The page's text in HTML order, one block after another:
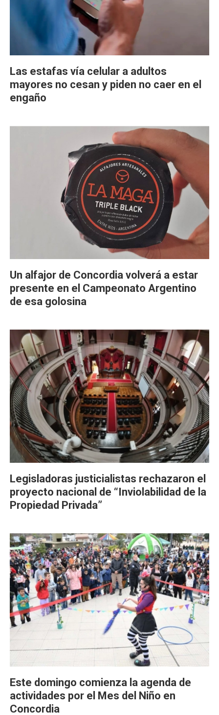
Las estafas vía celular a adultos
mayores no cesan y piden no caer en el
engaño
Un alfajor de Concordia volverá a estar
presente en el Campeonato Argentino
de esa golosina
Legisladoras justicialistas rechazaron el
proyecto nacional de “Inviolabilidad de la
Propiedad Privada”
Este domingo comienza la agenda de
actividades por el Mes del Niño en
Concordia